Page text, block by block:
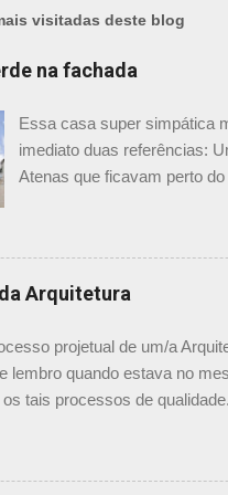
visitadas deste blog
na fachada
Essa casa super simpática
imediato duas referências:
Atenas que ficavam perto
ficassem tão simpáticos!
mais foco, me veio a
verdade as fachadas da
como segundas peles,
prédio. Justo como a casa
Muller. Eu juro que tenho
mas não consegui acha-las
dele é uma casa de vila e,
Arquitetura
projetual de um/a
lembro quando estava no
tais processos de
Já escrevi aqui um
" onde expliquei mais ou